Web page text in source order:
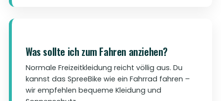
Was sollte ich zum Fahren anziehen?
Normale Freizeitkleidung reicht völlig aus. Du
kannst das SpreeBike wie ein Fahrrad fahren –
wir empfehlen bequeme Kleidung und